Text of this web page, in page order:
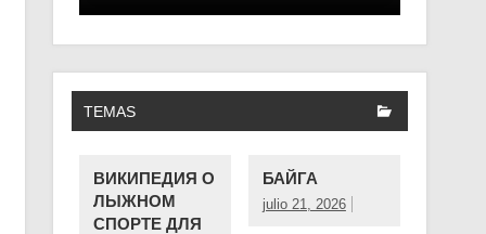
TEMAS
ВИКИПЕДИЯ О
ЛЫЖНОМ
СПОРТЕ ДЛЯ
БАЙГА
julio 21, 2026